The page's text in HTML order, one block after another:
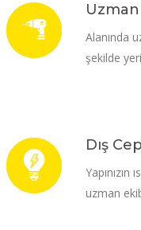
Alanında
şekilde
Dış
Yapınızın
uzman